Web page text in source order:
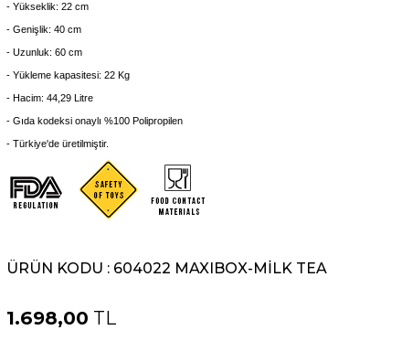
- Yükseklik: 22 cm
- Genişlik: 40 cm
- Uzunluk: 60 cm
- Yükleme kapasitesi: 22 Kg
- Hacim: 44,29 Litre
- Gıda kodeksi onaylı %100 Polipropilen
- Türkiye'de üretilmiştir.
ÜRÜN KODU : 604022 MAXIBOX-MİLK TEA
1.698,00 TL